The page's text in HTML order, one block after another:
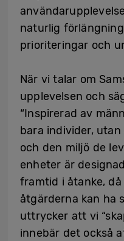
naturlig
prioriteringar och
När vi talar om
upplevelsen och
“Inspirerad av
bara individer,
och den miljö de
enheter är
framtid i åtanke,
åtgärderna kan ha
uttrycker att vi
innebär det också